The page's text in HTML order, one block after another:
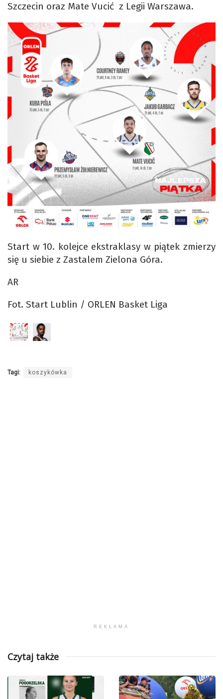
Szczecin oraz Mate Vucić z Legii Warszawa.
Start w 10. kolejce ekstraklasy w piątek zmierzy
się u siebie z Zastalem Zielona Góra.
AR
Fot. Start Lublin / ORLEN Basket Liga
Tagi: koszykówka
REKLAMA
Czytaj także